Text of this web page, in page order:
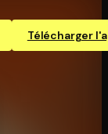
Télécharger